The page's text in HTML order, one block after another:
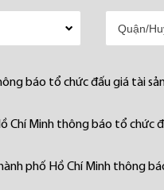
báo tổ chức đấu giá tài
Chí Minh thông báo tổ chức
phố Hồ Chí Minh thông